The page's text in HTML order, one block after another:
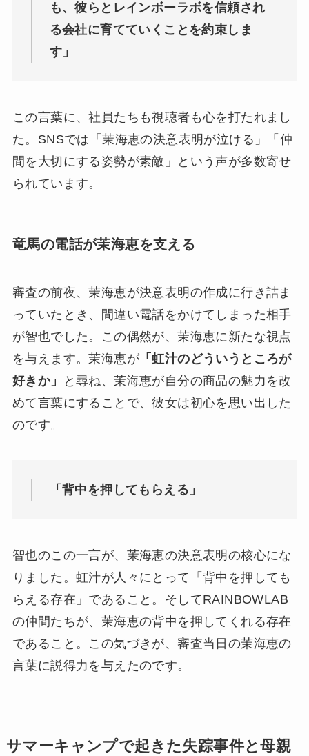
も、彼らとレインボーラボを信頼され
る会社に育てていくことを約束しま
す」
この言葉に、社員たちも視聴者も心を打たれまし
た。SNSでは「茉海恵の決意表明が泣ける」「仲
間を大切にする姿勢が素敵」という声が多数寄せ
られています。
竜馬の電話が茉海恵を支える
審査の前夜、茉海恵が決意表明の作成に行き詰ま
っていたとき、間違い電話をかけてしまった相手
が智也でした。この偶然が、茉海恵に新たな視点
を与えます。茉海恵が「虹汁のどういうところが
好きか」
と尋ね、茉海恵が自分の商品の魅力を改
めて言葉にすることで、彼女は初心を思い出した
のです。
「背中を押してもらえる」
智也のこの一言が、茉海恵の決意表明の核心にな
りました。虹汁が人々にとって「背中を押しても
らえる存在」であること。そしてRAINBOWLAB
の仲間たちが、茉海恵の背中を押してくれる存在
であること。この気づきが、審査当日の茉海恵の
言葉に説得力を与えたのです。
サマーキャンプで起きた失踪事件と母親